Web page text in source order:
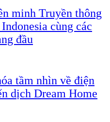
minh Truyền thông
cùng các
đầu
tầm nhìn về điện
dịch Dream Home